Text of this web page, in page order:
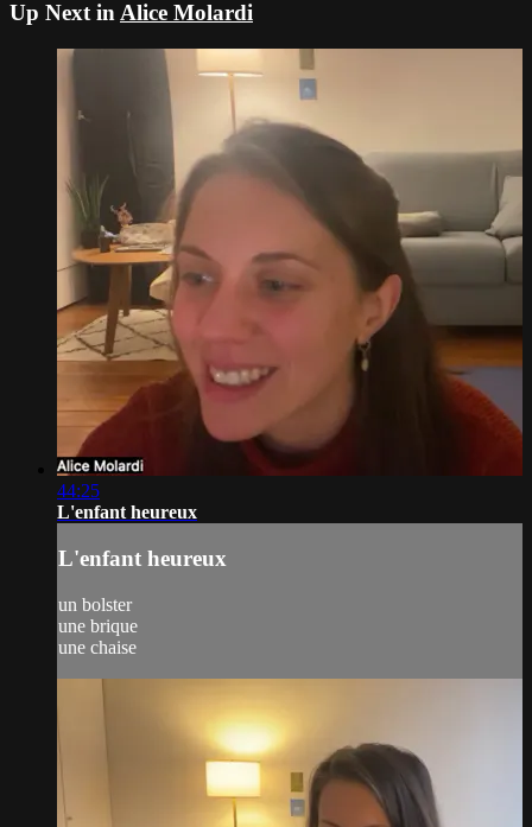
Up Next in Alice Molardi
44:25
L'enfant heureux
L'enfant heureux
un bolster
une brique
une chaise